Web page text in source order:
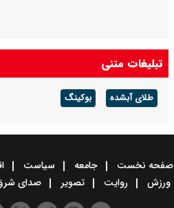
تبلیغات متنی
طلای آبشده بوکینگ
صفحه نخست جامعه سیاست
ورزش
روایت تصویر صدای